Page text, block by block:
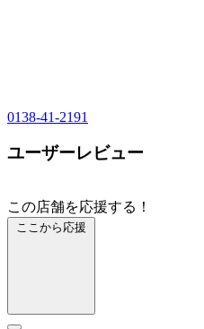
0138-41-2191
ユーザーレビュー
この店舗を応援する！
ここから応援